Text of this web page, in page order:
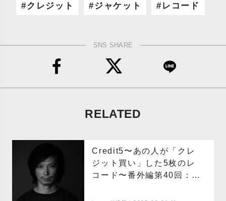
クレジット ジャケット レコード
SNS SHARE
RELATED
Credit5〜あの人が「クレ
ジット買い」した5枚のレ
コード〜番外編第40回：田